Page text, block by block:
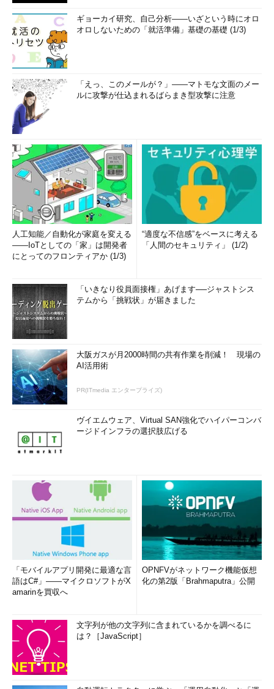
ギョーカイ研究、自己分析――いざという時にオロ
オロしないための「就活準備」基礎の基礎 (1/3)
「えっ、このメールが？」――マトモな文面のメー
ルに攻撃が仕込まれるばらまき型攻撃に注意
人工知能／自動化が家庭を変える
――IoTとしての「家」は開発者
にとってのフロンティアか (1/3)
“適度な不信感”をベースに考える
「人間のセキュリティ」 (1/2)
「いきなり役員面接権」あげます──ジャストシス
テムから「挑戦状」が届きました
大阪ガスが月2000時間の共有作業を削減！ 現場の
AI活用術
PR(ITmedia エンタープライズ)
ヴイエムウェア、Virtual SAN強化でハイパーコンバ
ージドインフラの選択肢広げる
「モバイルアプリ開発に最適な言
語はC#」――マイクロソフトがX
amarinを買収へ
OPNFVがネットワーク機能仮想
化の第2版「Brahmaputra」公開
文字列が他の文字列に含まれているかを調べるに
は？［JavaScript］